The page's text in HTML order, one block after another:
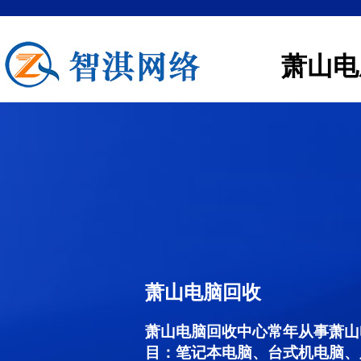
萧山
萧山电脑回收
萧山电脑回收中心常年从事萧
目：笔记本电脑、台式机电脑